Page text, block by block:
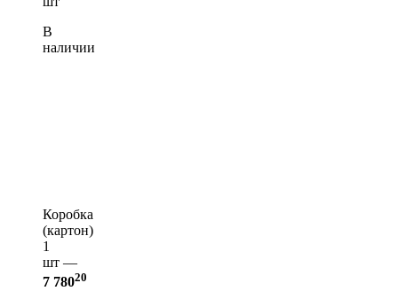
В
наличии
Коробка
(картон)
1
шт —
7 78020